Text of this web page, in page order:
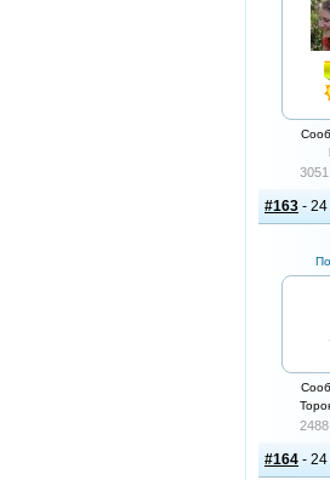
#163 -
#164 -